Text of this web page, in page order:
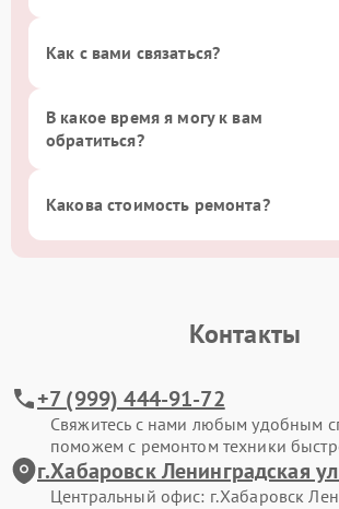
Как с вами связаться?
В какое время я могу к вам
обратиться?
Какова стоимость ремонта?
Контакты
+7 (999) 444-91-72
Свяжитесь с нами любым удобным
поможем с ремонтом техники
г.Хабаровск Ленинградская
Центральный офис: г.Хабаровск